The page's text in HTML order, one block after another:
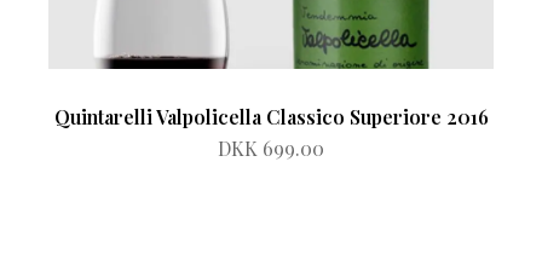
Quintarelli Valpolicella Classico Superiore 2016
DKK 699.00